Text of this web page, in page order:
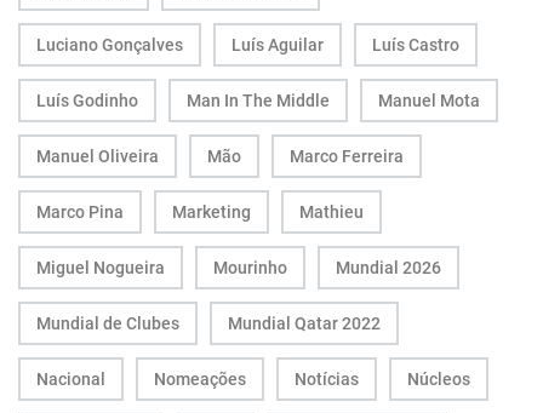
Luciano Gonçalves Luís Aguilar Luís Castro
Luís Godinho Man In The Middle Manuel Mota
Manuel Oliveira Mão Marco Ferreira
Marco Pina Marketing Mathieu
Miguel Nogueira Mourinho Mundial 2026
Mundial de Clubes Mundial Qatar 2022
Nacional Nomeações Notícias Núcleos